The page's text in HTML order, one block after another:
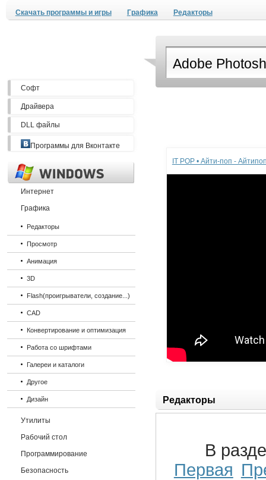
Скачать программы и игры Графика Редакторы
Софт
Драйвера
DLL файлы
Программы для Вконтакте
Интернет
Графика
Редакторы
Просмотр
Анимация
3D
Flash(проигрыватели, создание...)
CAD
Конвертирование и оптимизация
Работа со шрифтами
Галереи и каталоги
Другое
Дизайн
Утилиты
Рабочий стол
Программирование
Безопасность
IT POP • Айти-поп -
Редакторы
В
Первая